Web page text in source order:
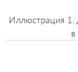
Иллюстрация 1.
в